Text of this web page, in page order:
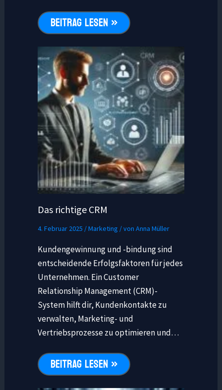
BEITRAG LESEN »
Das richtige CRM
4. Februar 2025 /Marketing / von Anna Müller
Kundengewinnung und -bindung sind
entscheidende Erfolgsfaktoren für jedes
Unternehmen. Ein Customer
Relationship Management (CRM)-
System hilft dir, Kundenkontakte zu
verwalten, Marketing- und
Vertriebsprozesse zu optimieren und…
BEITRAG LESEN »